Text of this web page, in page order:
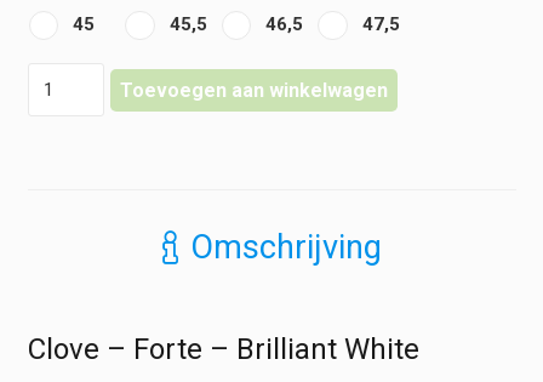
45 45,5 46,5 47,5
Toevoegen aan winkelwagen
Omschrijving
Clove – Forte – Brilliant White